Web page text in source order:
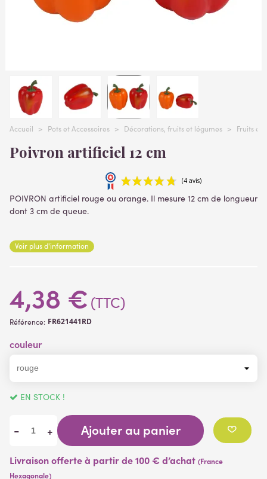
Accueil > Pots et Accessoires > Décorations, fruits et légumes > Fruits et
Poivron artificiel 12 cm
POIVRON artificiel rouge ou orange. Il mesure 12 cm de longueur
dont 3 cm de queue.
Voir plus d'information
4,38 € (TTC)
Référence: FR621441RD
couleur
EN STOCK !
- + Ajouter au panier
Livraison offerte à partir de 100 € d’achat (France
Hexagonale)